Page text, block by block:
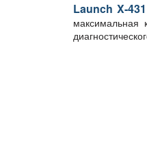
Launch X-
максимальная